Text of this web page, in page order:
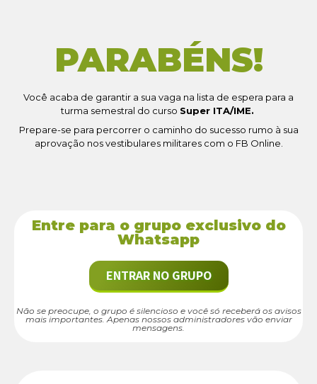
PARABÉNS!
Você acaba de garantir a sua vaga na lista de espera para a
turma semestral do curso Super ITA/IME.
Prepare-se para percorrer o caminho do sucesso rumo à sua
aprovação nos vestibulares militares com o FB Online.
Entre para o grupo exclusivo do
Whatsapp
ENTRAR NO GRUPO
Não se preocupe, o grupo é silencioso e você só receberá os avisos
mais importantes. Apenas nossos administradores vão enviar
mensagens.